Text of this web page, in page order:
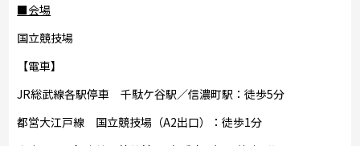
■会場
国立競技場
【電車】
JR総武線各駅停車 千駄ケ谷駅／信濃町駅：徒歩5分
都営大江戸線 国立競技場（A2出口）：徒歩1分